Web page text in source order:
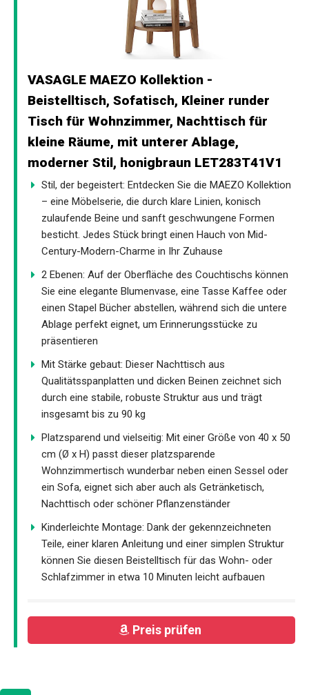
VASAGLE MAEZO Kollektion -
Beistelltisch, Sofatisch, Kleiner runder
Tisch für Wohnzimmer, Nachttisch für
kleine Räume, mit unterer Ablage,
moderner Stil, honigbraun LET283T41V1
Stil, der begeistert: Entdecken Sie die MAEZO Kollektion
– eine Möbelserie, die durch klare Linien, konisch
zulaufende Beine und sanft geschwungene Formen
besticht. Jedes Stück bringt einen Hauch von Mid-
Century-Modern-Charme in Ihr Zuhause
2 Ebenen: Auf der Oberfläche des Couchtischs können
Sie eine elegante Blumenvase, eine Tasse Kaffee oder
einen Stapel Bücher abstellen, während sich die untere
Ablage perfekt eignet, um Erinnerungsstücke zu
präsentieren
Mit Stärke gebaut: Dieser Nachttisch aus
Qualitätsspanplatten und dicken Beinen zeichnet sich
durch eine stabile, robuste Struktur aus und trägt
insgesamt bis zu 90 kg
Platzsparend und vielseitig: Mit einer Größe von 40 x 50
cm (Ø x H) passt dieser platzsparende
Wohnzimmertisch wunderbar neben einen Sessel oder
ein Sofa, eignet sich aber auch als Getränketisch,
Nachttisch oder schöner Pflanzenständer
Kinderleichte Montage: Dank der gekennzeichneten
Teile, einer klaren Anleitung und einer simplen Struktur
können Sie diesen Beistelltisch für das Wohn- oder
Schlafzimmer in etwa 10 Minuten leicht aufbauen
Preis prüfen